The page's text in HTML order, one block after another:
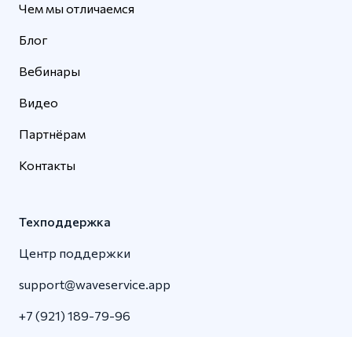
Чем мы отличаемся
Блог
Вебинары
Видео
Партнёрам
Контакты
Техподдержка
Центр поддержки
support@waveservice.app
+7 (921) 189-79-96